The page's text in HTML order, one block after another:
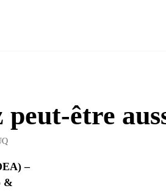
peut-être
–
&